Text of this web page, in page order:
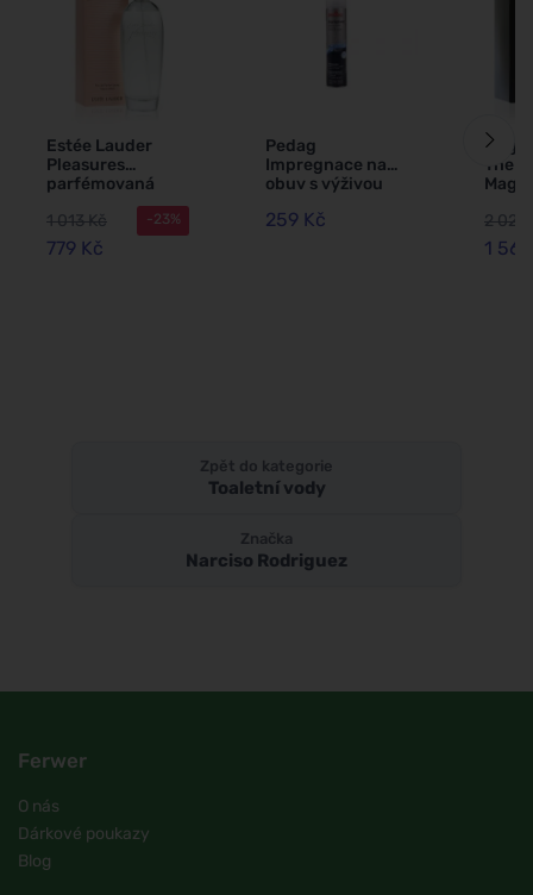
Estée Lauder
Pleasures
parfémovaná
voda 50 ml pro
ženy
1 013 Kč
779 Kč
-23%
Pedag
Impregnace na
obuv s výživou
259 Kč
Hugo
The
voda
100
2 028
1
Zpět do kategorie
Toaletní vody
Značka
Narciso Rodriguez
Ferwer
O nás
Dárkové poukazy
Blog